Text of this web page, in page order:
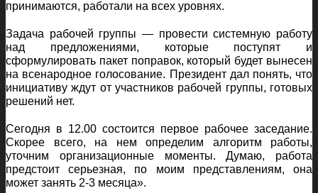
принимаются, работали на всех уровнях.
Задача рабочей группы — провести системную работу
над предложениями, которые поступят и
сформулировать пакет поправок, который будет вынесен
на всенародное голосование. Президент дал понять, что
инициативу ждут от участников рабочей группы, готовых
решений нет.
Сегодня в 12.00 состоится первое рабочее заседание.
Скорее всего, на нем определим алгоритм работы,
уточним организационные моменты. Думаю, работа
предстоит серьезная, по моим представлениям, она
может занять 2-3 месяца».